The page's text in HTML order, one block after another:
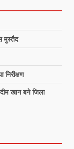
मुस्तैद
निरीक्षण
खान बने जिला